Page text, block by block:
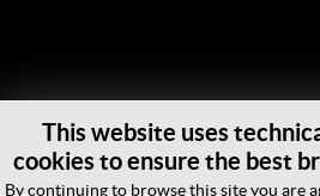
貢（Aragona）國王，向帖木爾
議可能的納貢以及確定反對土耳
在1403年和1404年之間，阿拉貢
澤來滋·克拉維約（Ruy González
This website uses
cookies to ensure the best
By continuing to browse this site you are